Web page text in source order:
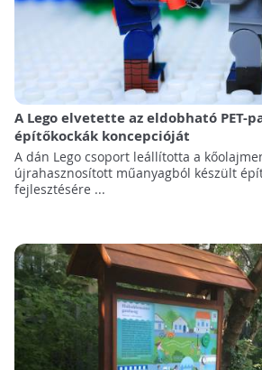
A Lego elvetette az eldobható PET-
építőkockák koncepcióját
A dán Lego csoport leállította a
újrahasznosított műanyagból készült
fejlesztésére ...